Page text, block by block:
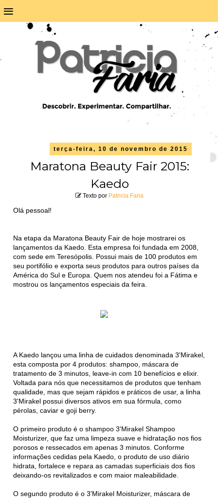
≡
terça-feira, 10 de novembro de 2015
Maratona Beauty Fair 2015:
Kaedo
Texto por Patricia Faria
Olá pessoal!
Na etapa da Maratona Beauty Fair de hoje mostrarei os
lançamentos da Kaedo. Esta empresa foi fundada em 2008,
com sede em Teresópolis. Possui mais de 100 produtos em
seu portifólio e exporta seus produtos para outros países da
América do Sul e Europa. Quem nos atendeu foi a Fátima e
mostrou os lançamentos especiais da feira.
A Kaedo lançou uma linha de cuidados denominada 3'Mirakel,
esta composta por 4 produtos: shampoo, máscara de
tratamento de 3 minutos, leave-in com 10 benefícios e elixir.
Voltada para nós que necessitamos de produtos que tenham
qualidade, mas que sejam rápidos e práticos de usar, a linha
3'Mirakel possui diversos ativos em sua fórmula, como
pérolas, caviar e goji berry.
O primeiro produto é o shampoo 3'Mirakel Shampoo
Moisturizer, que faz uma limpeza suave e hidratação nos fios
porosos e ressecados em apenas 3 minutos. Conforme
informações cedidas pela Kaedo, o produto de uso diário
hidrata, fortalece e repara as camadas superficiais dos fios
deixando-os revitalizados e com maior maleabilidade.
O segundo produto é o 3'Mirakel Moisturizer, máscara de